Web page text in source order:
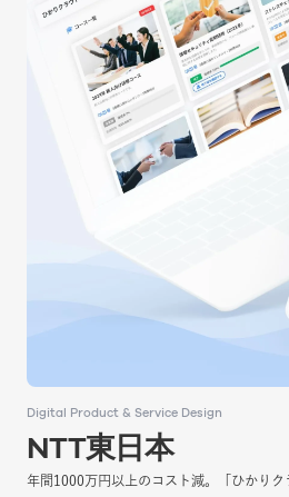
Digital Product & Service Design
NTT東日本
年間1000万円以上のコスト減。「ひかり
Digital Product & Service Design
NTT東日本
年間1000万円以上のコスト減。「ひかり